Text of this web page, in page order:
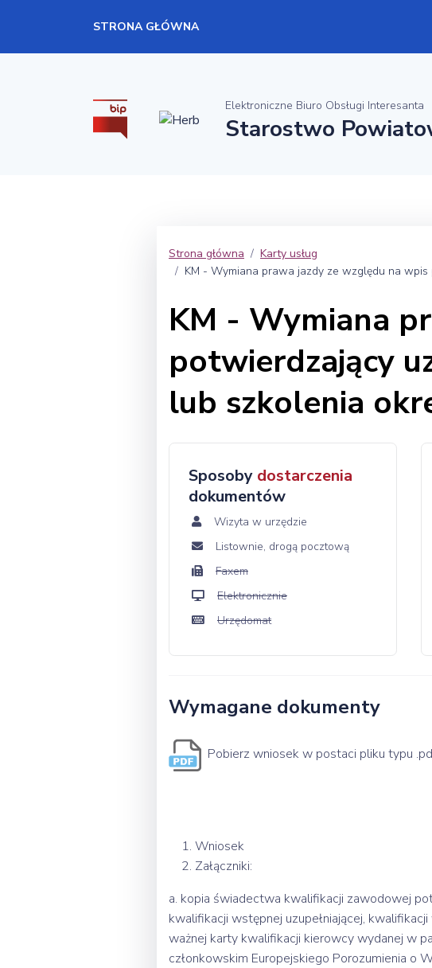
STRONA GŁÓWNA
Elektroniczne Biuro Obsługi Interesanta
Starostwo
Strona główna
Karty usług
KM - Wymiana prawa jazdy ze względu na
KM - Wymiana
potwierdzający
lub szkolenia
Sposoby dostarczenia
dokumentów
Wizyta w urzędzie
Listownie, drogą pocztową
Faxem
Elektronicznie
Urzędomat
Wymagane dokumenty
Pobierz wniosek w postaci pliku typu
1. Wniosek
2. Załączniki:
a. kopia świadectwa kwalifikacji zawodowej
kwalifikacji wstępnej uzupełniającej,
ważnej karty kwalifikacji kierowcy wydanej w
członkowskim Europejskiego Porozumienia o